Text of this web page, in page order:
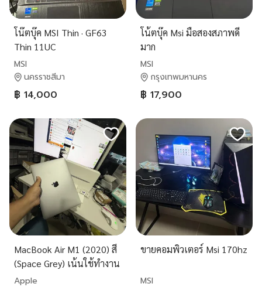
โน๊ตบุ๊ค MSI Thin · GF63
Thin 11UC
MSI
นครราชสีมา
฿ 14,000
โน้ตบุ๊ค Msi มือสองสภาพดี
มาก
MSI
กรุงเทพมหานคร
฿ 17,900
MacBook Air M1 (2020) สี
(Space Grey) เน้นใช้ทำงาน
ความจุ Ram8 Ssd 256GB
Apple
ขายคอมพิวเตอร์ Msi 170hz
MSI